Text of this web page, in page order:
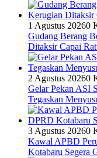
1 Agustus 20260
Gudang Berang
Ditaksir Capai
2 Agustus 20260
Gelar Pekan ASI
Tegaskan
3 Agustus 20260
Kawal APBD
Kotabaru Segera